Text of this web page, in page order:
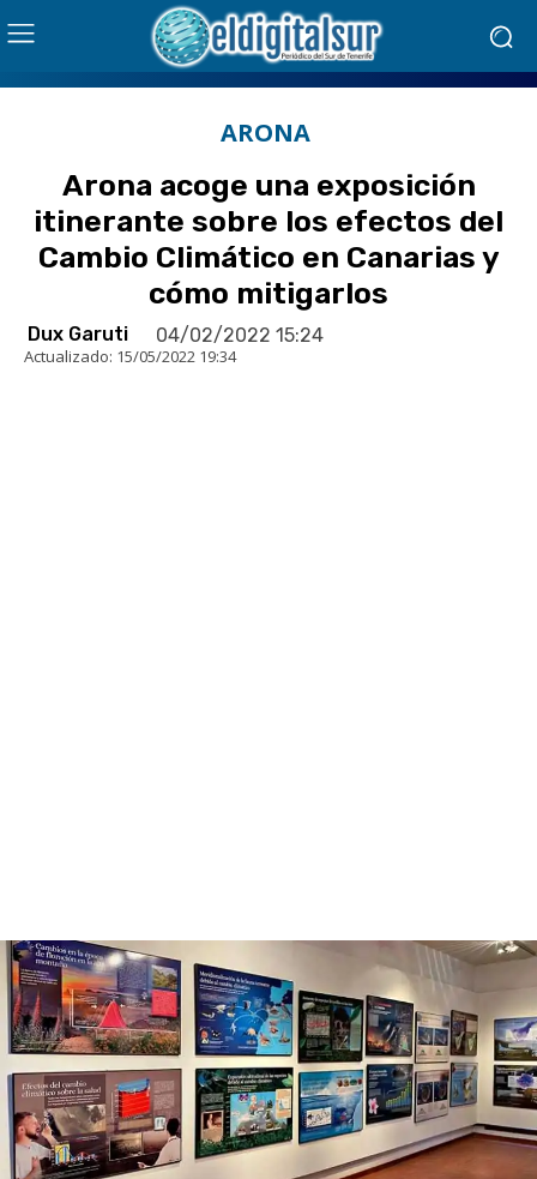
ARONA
Arona acoge una exposición
itinerante sobre los efectos del
Cambio Climático en Canarias y
cómo mitigarlos
Dux Garuti 04/02/2022 15:24
Actualizado: 15/05/2022 19:34